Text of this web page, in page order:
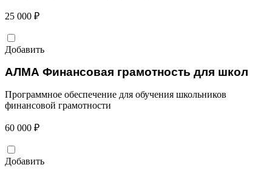
25 000 ₽
Добавить
АЛМА Финансовая грамотность для школ
Программное обеспечение для обучения школьников
финансовой грамотности
60 000 ₽
Добавить